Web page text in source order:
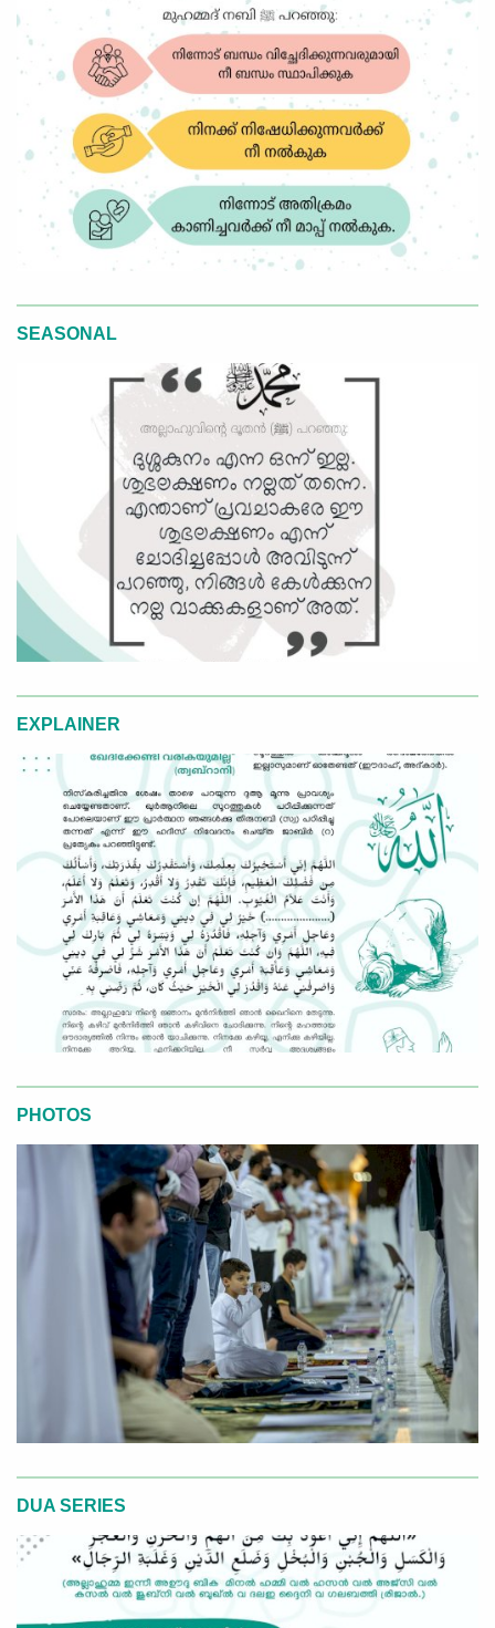
SEASONAL
EXPLAINER
PHOTOS
DUA SERIES